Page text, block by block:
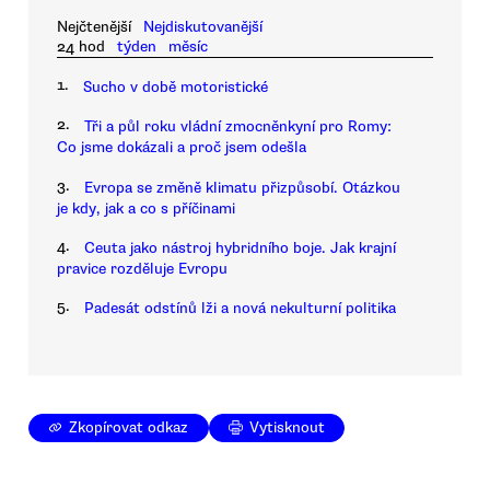
Nejčtenější
Nejdiskutovanější
24 hod
týden měsíc
1. Sucho v době motoristické
2.
Tři a půl roku vládní zmocněnkyní pro Romy:
Co jsme dokázali a proč jsem odešla
3.
Evropa se změně klimatu přizpůsobí. Otázkou
je kdy, jak a co s příčinami
4.
Ceuta jako nástroj hybridního boje. Jak krajní
pravice rozděluje Evropu
5. Padesát odstínů lži a nová nekulturní politika
Zkopírovat odkaz Vytisknout